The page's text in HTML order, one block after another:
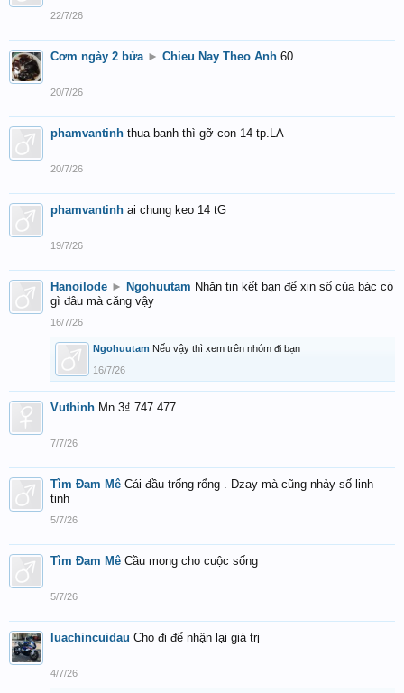
22/7/26
Cơm ngày 2 bửa ► Chieu Nay Theo Anh 60
20/7/26
phamvantinh thua banh thì gỡ con 14 tp.LA
20/7/26
phamvantinh ai chung keo 14 tG
19/7/26
Hanoilode ► Ngohuutam Nhăn tin kết bạn để xin số của bác có
gì đâu mà căng vậy
16/7/26
Ngohuutam Nếu vậy thì xem trên nhóm đi bạn
16/7/26
Vuthinh Mn 3₫ 747 477
7/7/26
Tìm Đam Mê Cái đầu trống rổng . Dzay mà cũng nhảy số linh
tinh
5/7/26
Tìm Đam Mê Cầu mong cho cuộc sống
5/7/26
luachincuidau Cho đi để nhận lại giá trị
4/7/26